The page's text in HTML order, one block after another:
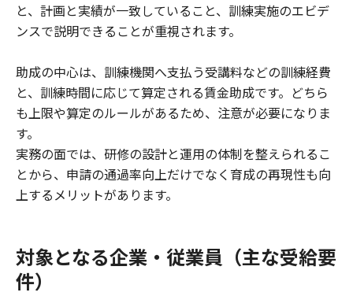
と、計画と実績が一致していること、訓練実施のエビデ
ンスで説明できることが重視されます。
助成の中心は、訓練機関へ支払う受講料などの訓練経費
と、訓練時間に応じて算定される賃金助成です。どちら
も上限や算定のルールがあるため、注意が必要になりま
す。
実務の面では、研修の設計と運用の体制を整えられるこ
とから、申請の通過率向上だけでなく育成の再現性も向
上するメリットがあります。
対象となる企業・従業員（主な受給要
件）